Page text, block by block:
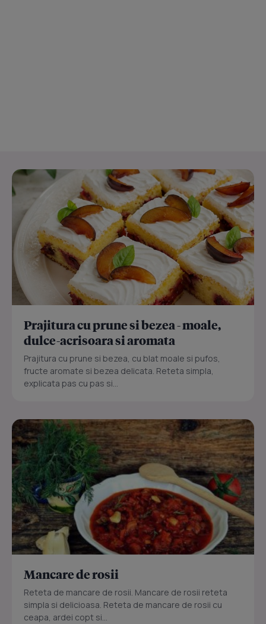
Prajitura cu prune si bezea - moale,
dulce-acrisoara si aromata
Prajitura cu prune si bezea, cu blat moale si pufos,
fructe aromate si bezea delicata. Reteta simpla,
explicata pas cu pas si...
Mancare de rosii
Reteta de mancare de rosii. Mancare de rosii reteta
simpla si delicioasa. Reteta de mancare de rosii cu
ceapa, ardei copt si...